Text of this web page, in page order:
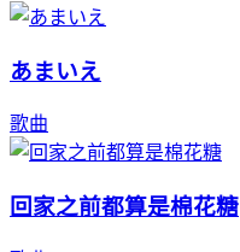
あまいえ
歌曲
回家之前都算是棉花糖